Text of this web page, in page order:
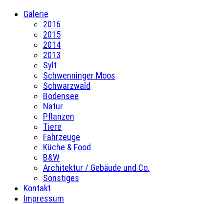
Galerie
2016
2015
2014
2013
Sylt
Schwenninger Moos
Schwarzwald
Bodensee
Natur
Pflanzen
Tiere
Fahrzeuge
Küche & Food
B&W
Architektur / Gebäude und Co.
Sonstiges
Kontakt
Impressum